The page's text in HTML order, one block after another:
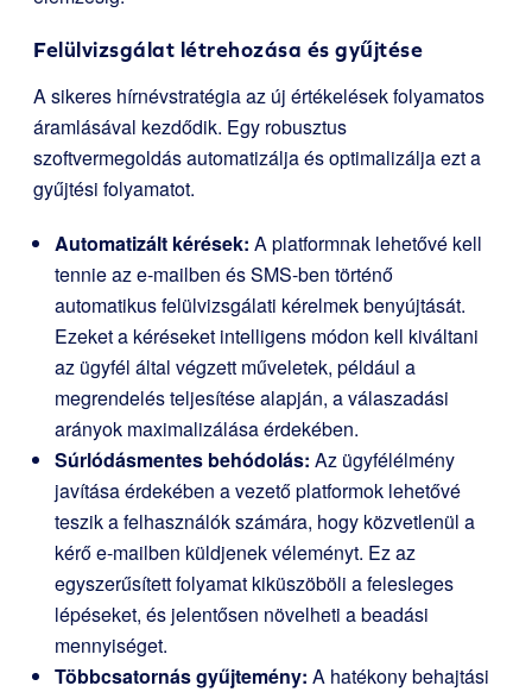
Felülvizsgálat létrehozása és gyűjtése
A sikeres hírnévstratégia az új értékelések folyamatos
áramlásával kezdődik. Egy robusztus
szoftvermegoldás automatizálja és optimalizálja ezt a
gyűjtési folyamatot.
Automatizált kérések: A platformnak lehetővé kell
tennie az e-mailben és SMS-ben történő
automatikus felülvizsgálati kérelmek benyújtását.
Ezeket a kéréseket intelligens módon kell kiváltani
az ügyfél által végzett műveletek, például a
megrendelés teljesítése alapján, a válaszadási
arányok maximalizálása érdekében.
Súrlódásmentes behódolás: Az ügyfélélmény
javítása érdekében a vezető platformok lehetővé
teszik a felhasználók számára, hogy közvetlenül a
kérő e-mailben küldjenek véleményt. Ez az
egyszerűsített folyamat kiküszöböli a felesleges
lépéseket, és jelentősen növelheti a beadási
mennyiséget.
Többcsatornás gyűjtemény: A hatékony behajtási